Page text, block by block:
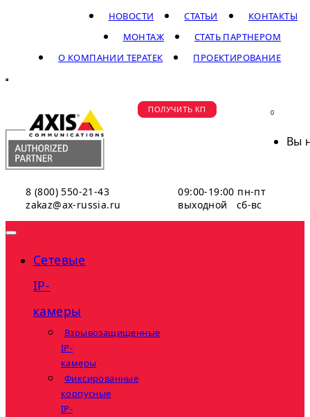
КОНТАКТЫ
СТАТЬИ
НОВОСТИ
СТАТЬ ПАРТНЕРОМ
МОНТАЖ
ПРОЕКТИРОВАНИЕ
О КОМПАНИИ ТЕРАТЕК
8 (800) 550-21-43
zakaz@ax-russia.ru
09:00-19:00 пн-пт
выходной сб-вс
ПОЛУЧИТЬ КП 0
Вы
Сетевые
IP-
камеры
Взрывозащищенные
IP-
камеры
Фиксированные
корпусные
IP-